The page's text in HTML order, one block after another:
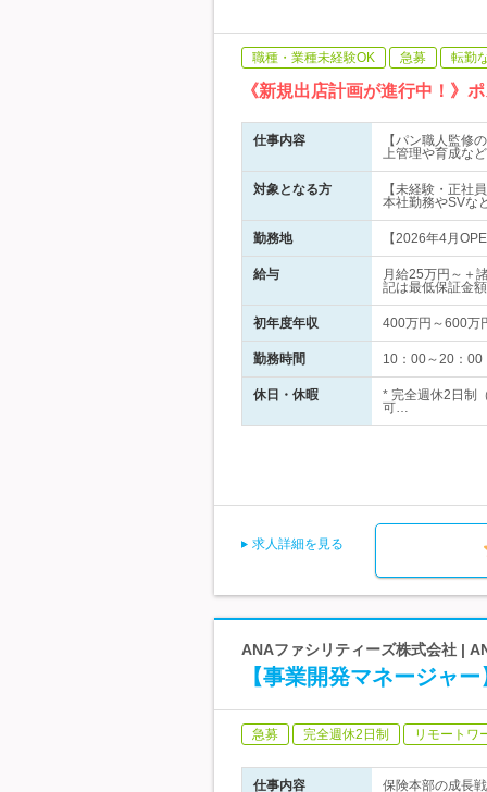
職種・業種未経験OK 急募 転勤
《新規出店計画が進行中！》
仕事内容
【パン職人監修
上管理や育成な
対象となる方
【未経験・正社
本社勤務やSVな
勤務地 【2026年4月
給与
月給25万円～＋
記は最低保証金
初年度年収 400万円～600万
勤務時間 10：00～20：
休日・休暇
* 完全週休2日制
可…
求人詳細を見る
ANAファシリティーズ株式会社 |
【事業開発マネージャ
急募 完全週休2日制 リモートワ
仕事内容
保険本部の成長